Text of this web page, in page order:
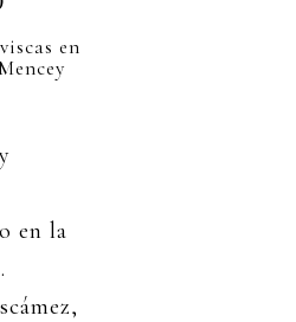
en
en la